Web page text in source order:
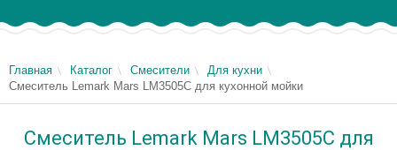
Главная Каталог Смесители
Для кухни
Смеситель Lemark Mars LM3505C для кухонной мойки
Смеситель Lemark Mars LM3505C для